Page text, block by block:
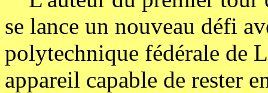
se lance un nouveau défi
polytechnique fédérale de
appareil capable de rester